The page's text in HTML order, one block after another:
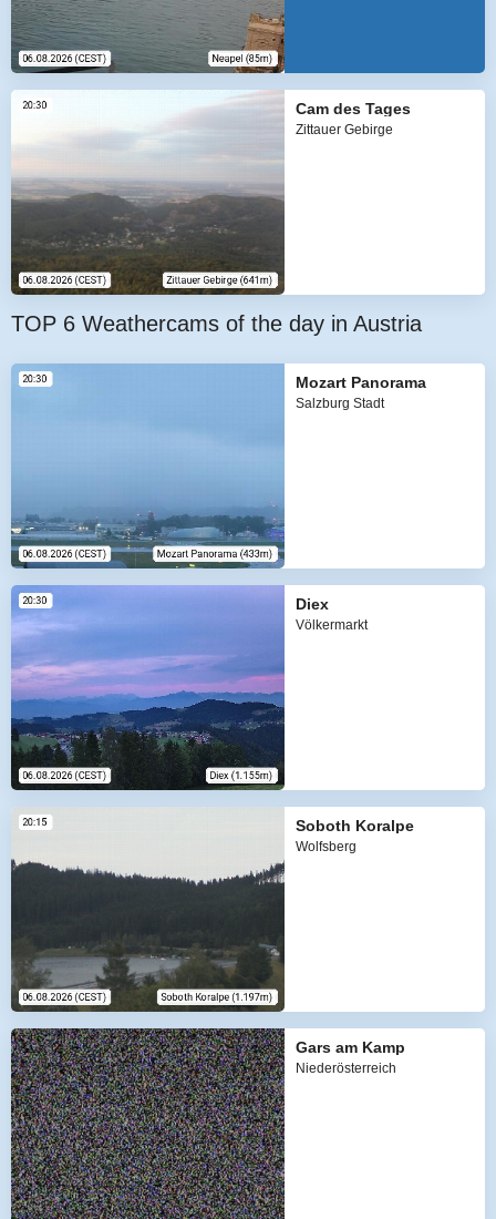
Cam des Tages
Zittauer Gebirge
TOP 6 Weathercams of the day in Austria
Mozart Panorama
Salzburg Stadt
Diex
Völkermarkt
Soboth Koralpe
Wolfsberg
Gars am Kamp
Niederösterreich